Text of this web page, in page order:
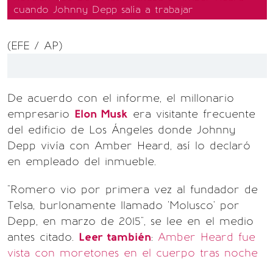
cuando Johnny Depp salía a trabajar
(EFE / AP)
De acuerdo con el informe, el millonario
empresario Elon Musk era visitante frecuente
del edificio de Los Ángeles donde Johnny
Depp vivía con Amber Heard, así lo declaró
en empleado del inmueble.
"Romero vio por primera vez al fundador de
Telsa, burlonamente llamado 'Molusco' por
Depp, en marzo de 2015", se lee en el medio
antes citado. Leer también: Amber Heard fue
vista con moretones en el cuerpo tras noche